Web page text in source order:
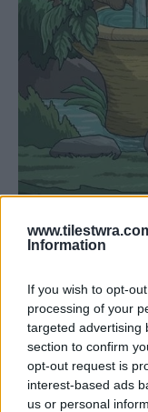
Information
If you wish to opt-
processing of your
targeted advertising
section to confirm
opt-out request is
interest-based ads
us or personal
Η λύση της